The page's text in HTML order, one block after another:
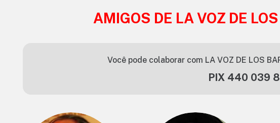
AMIGOS DE LA VOZ DE
Você pode colaborar com LA VOZ DE LOS
PIX 440 039